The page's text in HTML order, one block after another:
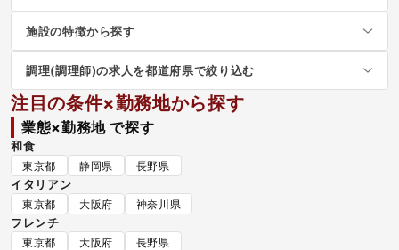
施設の特徴から探す
調理(調理師)の求人を都道府県で絞り込む
注目の条件×勤務地から探す
業態×勤務地 で探す
和食
東京都 静岡県 長野県
イタリアン
東京都 大阪府 神奈川県
フレンチ
東京都 大阪府 長野県